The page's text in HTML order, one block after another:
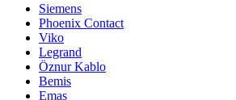
Siemens
Phoenix Contact
Viko
Legrand
Öznur Kablo
Bemis
Emas